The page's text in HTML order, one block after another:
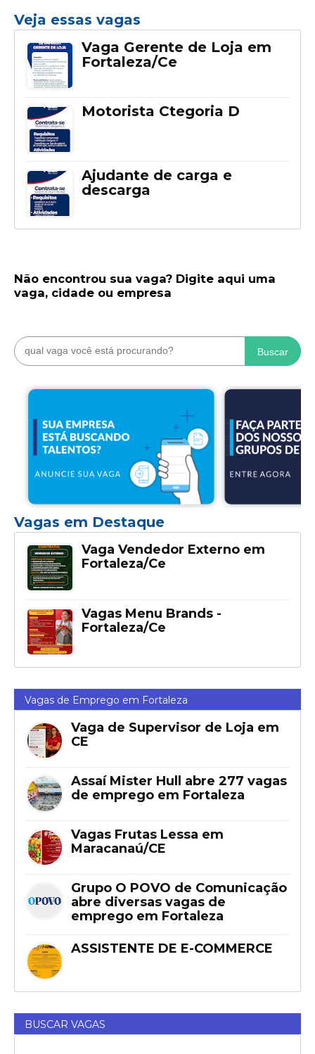
Veja essas vagas
Vaga Gerente de Loja em
Fortaleza/Ce
Motorista Ctegoria D
Ajudante de carga e
descarga
Não encontrou sua vaga? Digite aqui uma
vaga, cidade ou empresa
Buscar
Vagas em Destaque
Vaga Vendedor Externo em
Fortaleza/Ce
Vagas Menu Brands -
Fortaleza/Ce
Vagas de Emprego em Fortaleza
Vaga de Supervisor de Loja em
CE
Assaí Mister Hull abre 277 vagas
de emprego em Fortaleza
Vagas Frutas Lessa em
Maracanaú/CE
Grupo O POVO de Comunicação
abre diversas vagas de
emprego em Fortaleza
ASSISTENTE DE E-COMMERCE
BUSCAR VAGAS